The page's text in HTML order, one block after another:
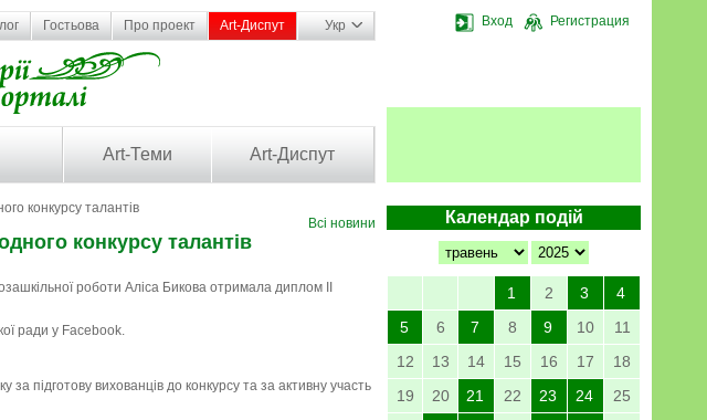
Вход Регистрация
Гостьова Про проект Art-Диспут Укр
Art-Теми Art-Диспут
Календар подій
1 2 3
4
5
6 7 8 9 10
11
12
13 14 15 16 17
18
19
20 21 22 23 24
25
конкурсу талантів
Всі новини
конкурсу талантів
роботи Аліса Бикова отримала диплом ІІ
ради у Facebook.
підготову вихованців до конкурсу та за активну участь